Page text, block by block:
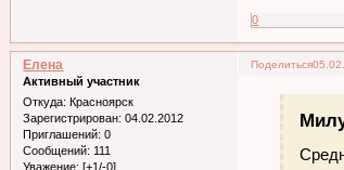
0
Поделиться
Елена
Активный участник
Откуда: Красноярск
Зарегистрирован: 04.02.2012
Приглашений: 0
Сообщений: 111
Уважение: [+1/-0]